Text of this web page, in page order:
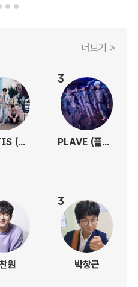
더보기 >
CORTIS (코르티스)
3
PLAVE (플레이브)
원
3
박창근